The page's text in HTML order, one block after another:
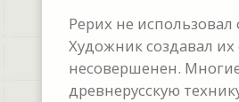
Рерих не
Художник создавал
несовершенен.
древнерусскую